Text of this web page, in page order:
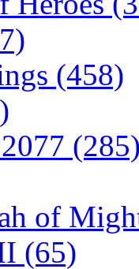
(458)
of
(65)